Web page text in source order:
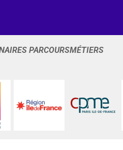
PARCOURSMÉTIERS